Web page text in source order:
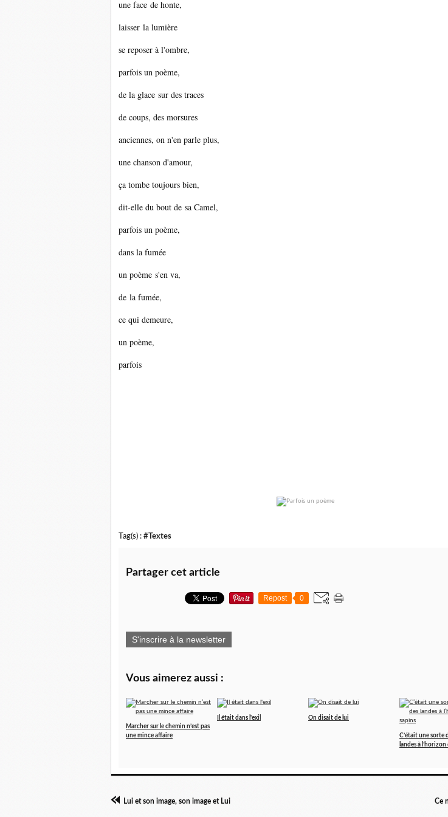
une face de honte,
laisser la lumière
se reposer à l'ombre,
parfois un poème,
de la glace sur des traces
de coups, des morsures
anciennes, on n'en parle plus,
une chanson d'amour,
ça tombe toujours bien,
dit-elle du bout de sa Camel,
parfois un poème,
dans la fumée
un poème s'en va,
de la fumée,
ce qui demeure,
un poème,
parfois
Tag(s) : #Textes
Partager cet article
Repost 0
S'inscrire à la newsletter
Vous aimerez aussi :
Marcher sur le chemin n’est pas
une mince affaire
Il était dans l'exil On disait de lui
C’était une sorte
landes à l’horizon
Lui et son image, son image et Lui Ce